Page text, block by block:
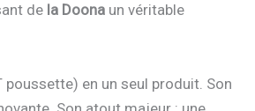
de la Doona un véritable
en un seul produit. Son